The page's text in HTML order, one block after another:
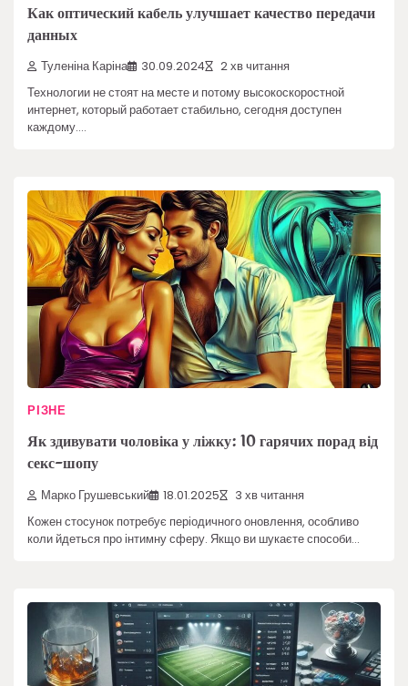
Как оптический кабель улучшает качество передачи
данных
Туленіна Каріна 30.09.2024 2 хв читання
Технологии не стоят на месте и потому высокоскоростной
интернет, который работает стабильно, сегодня доступен
каждому.…
РІЗНЕ
Як здивувати чоловіка у ліжку: 10 гарячих порад від
секс-шопу
Марко Грушевський 18.01.2025 3 хв читання
Кожен стосунок потребує періодичного оновлення, особливо
коли йдеться про інтимну сферу. Якщо ви шукаєте способи…